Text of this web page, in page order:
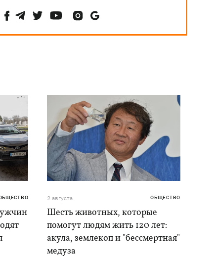
2 августа ОБЩЕСТВО
Шесть животных, которые
помогут людям жить 120 лет:
акула, землекоп и "бессмертная"
медуза